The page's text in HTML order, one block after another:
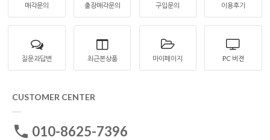
매각문의 출장매각문의 구입문의 이용후기
질문과답변 최근본상품 마이페이지 PC 버젼
CUSTOMER CENTER
010-8625-7396